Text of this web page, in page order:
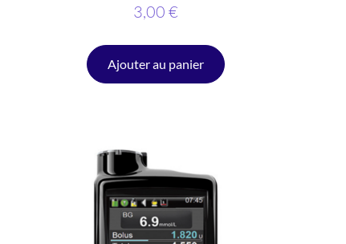
3,00 €
Ajouter au panier